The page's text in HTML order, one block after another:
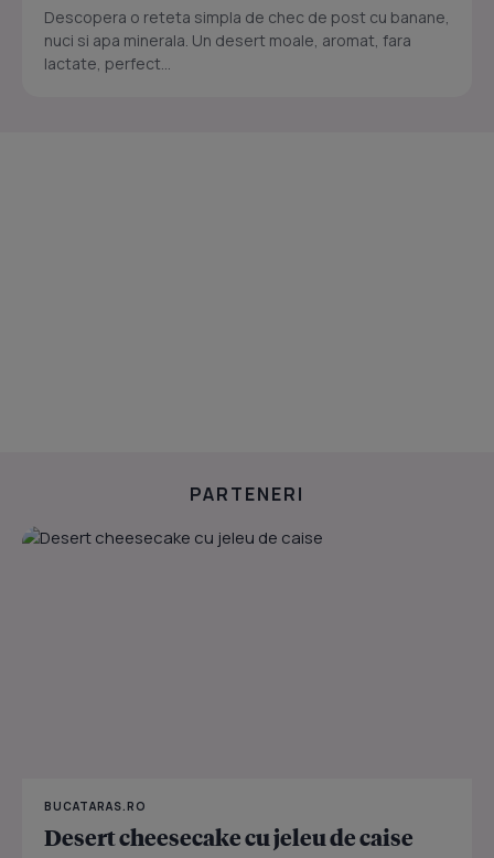
Descopera o reteta simpla de chec de post cu banane,
nuci si apa minerala. Un desert moale, aromat, fara
lactate, perfect...
PARTENERI
BUCATARAS.RO
Desert cheesecake cu jeleu de caise